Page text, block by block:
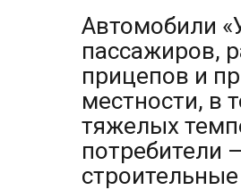
Автомобили
пассажиров,
прицепов и
местности, в
тяжелых
потребители